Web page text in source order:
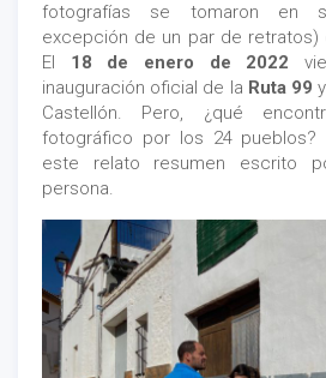
fotografías se tomaron en
excepción de un par de retratos)
El 18 de enero de 2022
inauguración oficial de la Ruta 99
Castellón. Pero, ¿qué
fotográfico por los 24
este relato resumen escrito
persona.